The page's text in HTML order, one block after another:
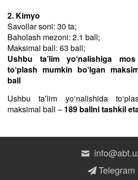
2. Kimyo
Savollar soni: 30 ta;
Baholash mezoni: 2.1 ball;
Maksimal ball: 63 ball;
Ushbu ta’lim yo‘nalishiga
to‘plash mumkin bo‘lgan
ball
Ushbu taʼlim yo‘nalishida
maksimal ball – 189 ballni tashkil
Telegram